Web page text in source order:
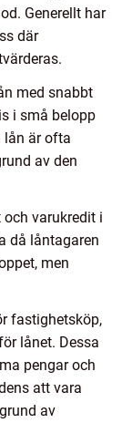
Generellt har
där
med snabbt
i små belopp
lån är ofta
av den
varukredit i
då låntagaren
men
fastighetsköp,
lånet. Dessa
pengar och
att vara
av